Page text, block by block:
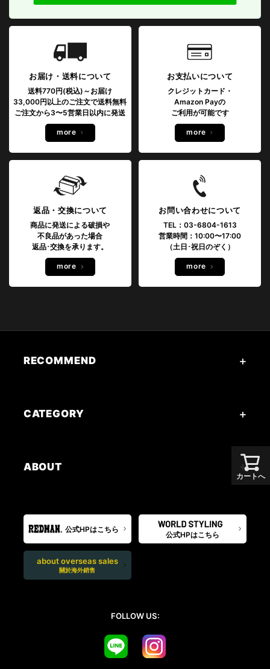
カートへ
お届け・送料について
送料770円(税込)～お届け
33,000円以上のご注文で送料無料
ご注文から3〜5営業日以内に発送
more
お支払いについて
クレジットカード・
Amazon Payの
ご利用が可能です
more
返品・交換について
商品に発送による破損や
不良品があった場合
返品･交換を承ります。
more
お問い合わせについて
TEL：03-6804-1613
営業時間：10:00〜17:00
（土日･祝日のぞく）
more
RECOMMEND
CATEGORY
ABOUT
公式HPはこちら
公式HPはこちら
about overseas sales
關於海外銷售
FOLLOW US: